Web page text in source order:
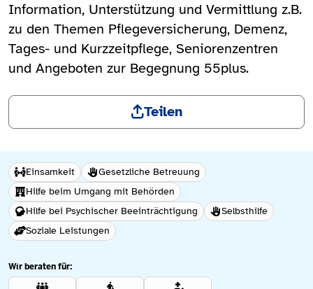
Information, Unterstützung und Vermittlung z.B.
zu den Themen Pflegeversicherung, Demenz,
Tages- und Kurzzeitpflege, Seniorenzentren
und Angeboten zur Begegnung 55plus.
Teilen
Einsamkeit
Gesetzliche Betreuung
Hilfe beim Umgang mit Behörden
Hilfe bei Psychischer Beeinträchtigung
Selbsthilfe
Soziale Leistungen
Wir beraten für: